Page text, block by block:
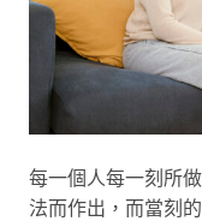
每一個人每一刻所
法而作出，而當刻